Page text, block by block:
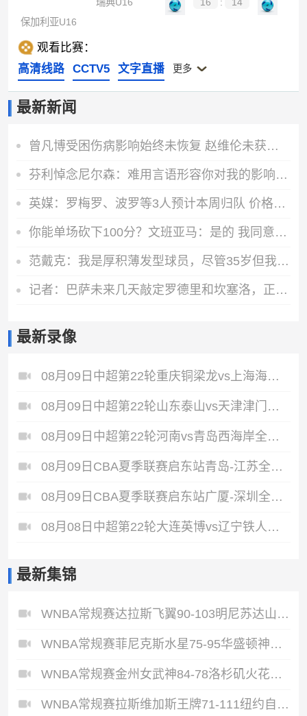
瑞典U16 16 :
14
保加利亚U16
观看比赛：
高清线路
CCTV5 文字直播 更多
最新新闻
曾凡博受困伤病影响始终未恢复 赵维伦未获表现机会最可惜
芬利悼念尼尔森：难用言语形容你对我的影响 你改变了我的人生
英媒：罗梅罗、波罗等3人预计本周归队 价格合适热刺可出售罗梅罗
你能单场砍下100分？文班亚马：是的 我同意这个观点
范戴克：我是厚积薄发型球员，尽管35岁但我现在感觉很好
记者：巴萨未来几天敲定罗德里和坎塞洛，正等待小蜘蛛和马竞会面
最新录像
08月09日中超第22轮重庆铜梁龙vs上海海港全场录像
08月09日中超第22轮山东泰山vs天津津门虎全场录像
08月09日中超第22轮河南vs青岛西海岸全场录像
08月09日CBA夏季联赛启东站青岛-江苏全场录像
08月09日CBA夏季联赛启东站广厦-深圳全场录像
08月08日中超第22轮大连英博vs辽宁铁人全场录像
最新集锦
WNBA常规赛达拉斯飞翼90-103明尼苏达山猫全场集锦
WNBA常规赛菲尼克斯水星75-95华盛顿神秘人全场集锦
WNBA常规赛金州女武神84-78洛杉矶火花全场集锦
WNBA常规赛拉斯维加斯王牌71-111纽约自由人全场集锦